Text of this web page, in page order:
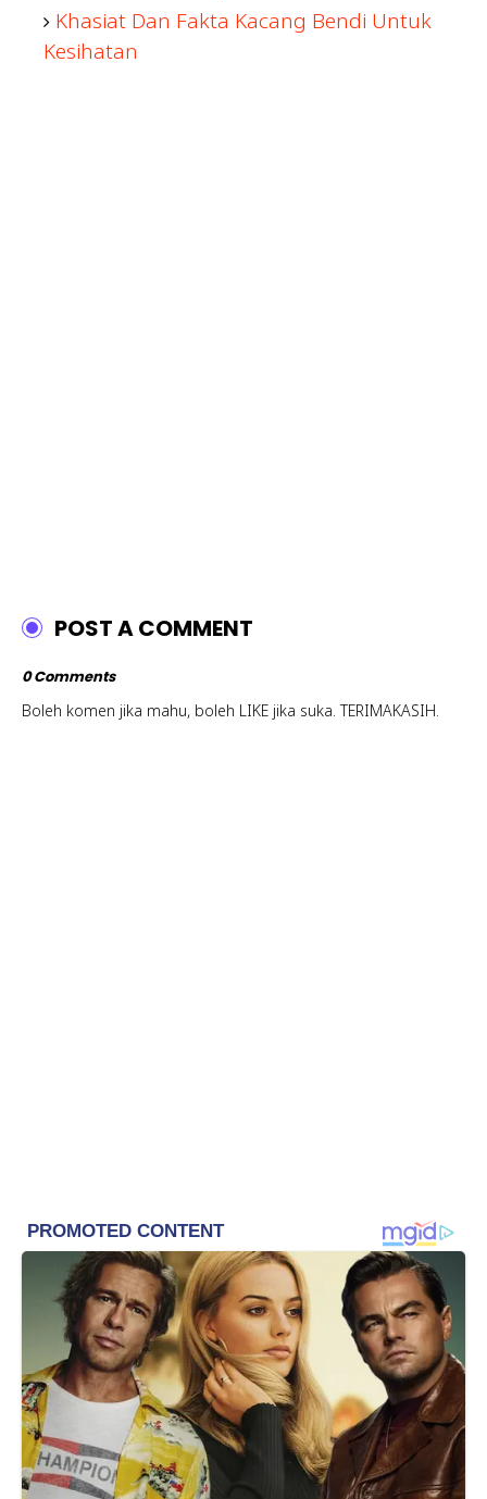
Khasiat Dan Fakta Kacang Bendi Untuk
Kesihatan
POST A COMMENT
0 Comments
Boleh komen jika mahu, boleh LIKE jika suka. TERIMAKASIH.